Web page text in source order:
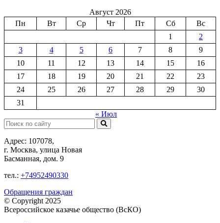
Август 2026
Пн
Вт Ср Чт Пт Сб
Вс
1
2
3
4 5 6 7 8
9
10
11 12 13 14 15
16
17
18 19 20 21 22
23
24
25 26 27 28 29
30
31
« Июл
Поиск:
Адрес: 107078,
г. Москва, улица Новая
Басманная, дом. 9
тел.: +74952490330
Обращения граждан
© Copyright 2025
Всероссийское казачье общество (ВсКО)